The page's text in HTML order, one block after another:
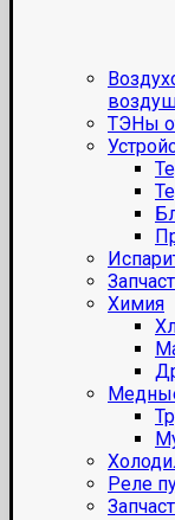
ТЭНы
Химия
Реле